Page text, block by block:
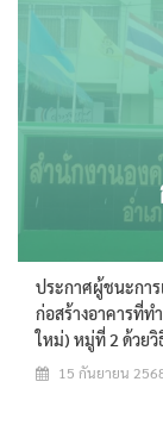
ประกาศผู้ชนะการ
ก่อสร้างอาคารที่ท
ใหม่) หมู่ที่ 2 ด้วย
15 กันยายน